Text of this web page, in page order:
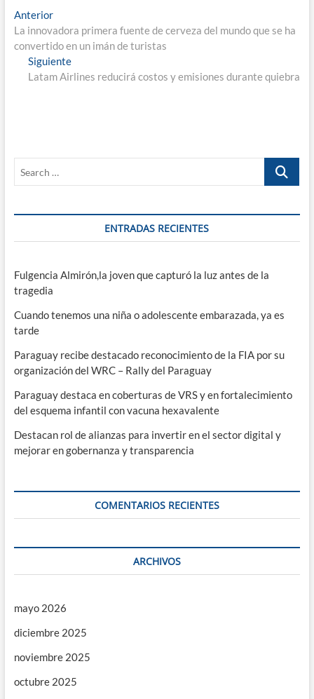
Navegación
de
entradas
AnteriorEntrada
anterior:
La innovadora primera fuente de cerveza del mundo que se ha
convertido en un imán de turistas
SiguienteEntrada
siguiente:
Latam Airlines reducirá costos y emisiones durante quiebra
Search
ENTRADAS RECIENTES
Fulgencia Almirón,la joven que capturó la luz antes de la
tragedia
Cuando tenemos una niña o adolescente embarazada, ya es
tarde
Paraguay recibe destacado reconocimiento de la FIA por su
organización del WRC – Rally del Paraguay
Paraguay destaca en coberturas de VRS y en fortalecimiento
del esquema infantil con vacuna hexavalente
Destacan rol de alianzas para invertir en el sector digital y
mejorar en gobernanza y transparencia
COMENTARIOS RECIENTES
ARCHIVOS
mayo 2026
diciembre 2025
noviembre 2025
octubre 2025